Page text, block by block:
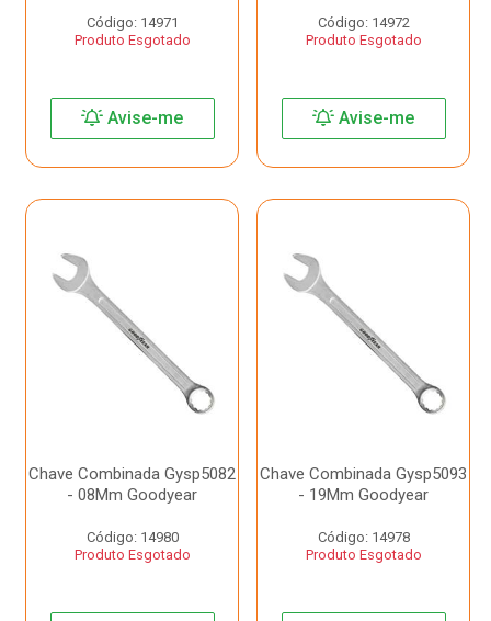
Código: 14971
Produto Esgotado
Avise-me
Código: 14972
Produto Esgotado
Avise-me
Chave Combinada Gysp5082
- 08Mm Goodyear
Código: 14980
Produto Esgotado
Chave Combinada Gysp5093
- 19Mm Goodyear
Código: 14978
Produto Esgotado